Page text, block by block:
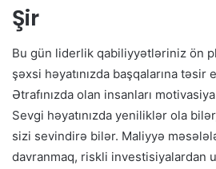
Şir
Bu gün liderlik qabiliyyətləriniz ön
şəxsi həyatınızda başqalarına
Ətrafınızda olan insanları
Sevgi həyatınızda yeniliklər ola
sizi sevindirə bilər. Maliyyə
davranmaq, riskli investisiyalardan